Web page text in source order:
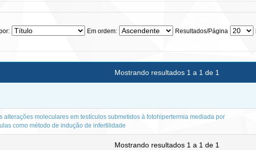
Em ordem: Resultados/Página
Mostrando resultados 1 a 1 de 1
alterações moleculares em testículos submetidos à fotohipertermia mediada por
como método de indução de infertilidade
Mostrando resultados 1 a 1 de 1